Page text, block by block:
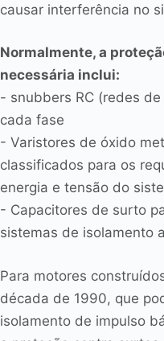
causar interferência no
Normalmente, a
necessária inclui:
- snubbers RC (redes
cada fase
- Varistores de óxido
classificados para os
energia e tensão do
- Capacitores de surto
sistemas de isolamento
Para motores
década de 1990, que
isolamento de impulso